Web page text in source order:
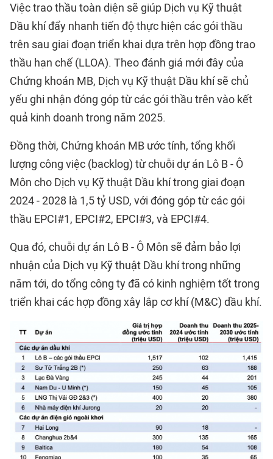
Việc trao thầu toàn diện sẽ giúp Dịch vụ Kỹ thuật
Dầu khí đẩy nhanh tiến độ thực hiện các gói thầu
trên sau giai đoạn triển khai dựa trên hợp đồng trao
thầu hạn chế (LLOA). Theo đánh giá mới đây của
Chứng khoán MB, Dịch vụ Kỹ thuật Dầu khí sẽ chủ
yếu ghi nhận đóng góp từ các gói thầu trên vào kết
quả kinh doanh trong năm 2025.
Đồng thời, Chứng khoán MB ước tính, tổng khối
lượng công việc (backlog) từ chuỗi dự án Lô B - Ô
Môn cho Dịch vụ Kỹ thuật Dầu khí trong giai đoạn
2024 - 2028 là 1,5 tỷ USD, với đóng góp từ các gói
thầu EPCI#1, EPCI#2, EPCI#3, và EPCI#4.
Qua đó, chuỗi dự án Lô B - Ô Môn sẽ đảm bảo lợi
nhuận của Dịch vụ Kỹ thuật Dầu khí trong những
năm tới, do tổng công ty đã có kinh nghiệm tốt trong
triển khai các hợp đồng xây lắp cơ khí (M&C) dầu khí.